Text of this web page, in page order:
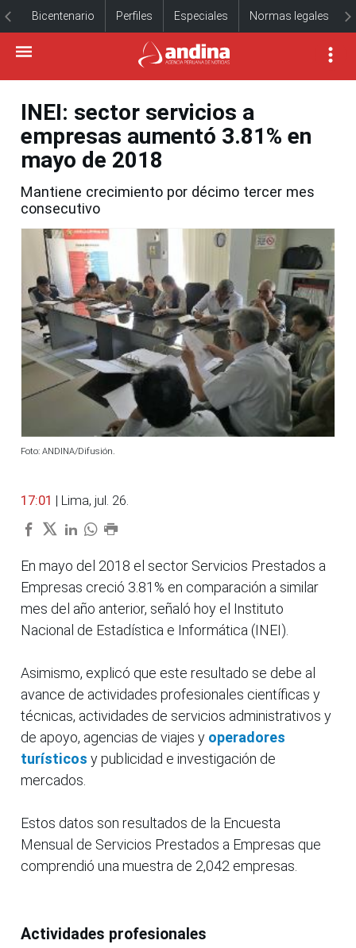
Bicentenario Perfiles Especiales Normas legales
INEI: sector servicios a
empresas aumentó 3.81% en
mayo de 2018
Mantiene crecimiento por décimo tercer mes
consecutivo
Foto: ANDINA/Difusión.
17:01 | Lima, jul. 26.
En mayo del 2018 el sector Servicios Prestados a
Empresas creció 3.81% en comparación a similar
mes del año anterior, señaló hoy el Instituto
Nacional de Estadística e Informática (INEI).
Asimismo, explicó que este resultado se debe al
avance de actividades profesionales científicas y
técnicas, actividades de servicios administrativos y
de apoyo, agencias de viajes y operadores
turísticos y publicidad e investigación de
mercados.
Estos datos son resultados de la Encuesta
Mensual de Servicios Prestados a Empresas que
comprendió una muestra de 2,042 empresas.
Actividades profesionales